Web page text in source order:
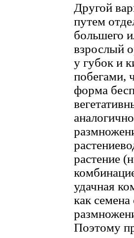
Другой
путем
большего
взрослый
у губок и
побегами,
форма
растение
удачная
как семена
Поэтому